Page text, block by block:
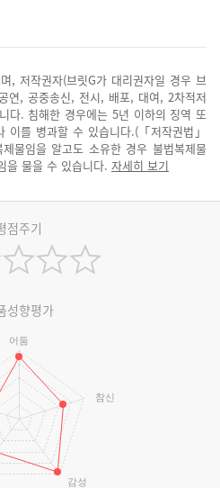
, 저작권자(브릿G가 대리권자일 경우 브
연, 공중송신, 전시, 배포, 대여, 2차적저
다. 침해한 경우에는 5년 이하의 징역 또
이를 병과할 수 있습니다.(「저작권법」
물임을 알고도 소유한 경우 불법복제물
을 물을 수 있습니다. 자세히 보기
점주기
성향평가
어둠
참신
감성